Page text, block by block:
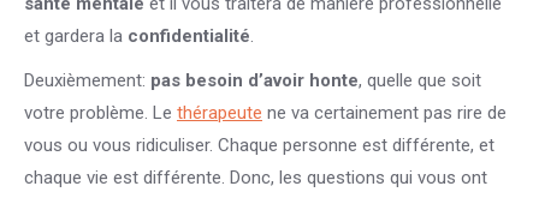
et gardera la confidentialité.
Deuxièmement: pas besoin d’avoir honte, quelle que soit
votre problème. Le thérapeute ne va certainement pas rire de
vous ou vous ridiculiser. Chaque personne est différente, et
chaque vie est différente. Donc, les questions qui vous ont